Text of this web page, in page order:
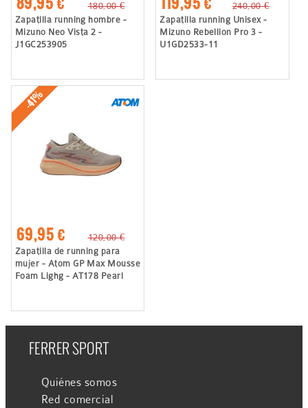
180,00 €
Zapatilla running hombre -
Mizuno Neo Vista 2 -
J1GC253905
240,00 €
Zapatilla running Unisex -
Mizuno Rebellion Pro 3 -
U1GD2533-11
-41%
69,95 €
120,00 €
Zapatilla de running para
mujer - Atom GP Max Mousse
Foam Lighg - AT178 Pearl
FERRER SPORT
Quiénes somos
Red comercial